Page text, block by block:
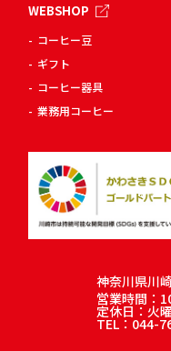
WEBSHOP
コーヒー豆
ギフト
コーヒー器具
業務用コーヒー
神奈川県川
営業時間：
定休日：火
TEL：044-